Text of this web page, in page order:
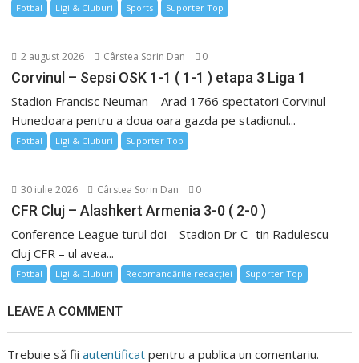
Fotbal Ligi & Cluburi Sports Suporter Top
2 august 2026 Cârstea Sorin Dan 0
Corvinul – Sepsi OSK 1-1 ( 1-1 ) etapa 3 Liga 1
Stadion Francisc Neuman – Arad 1766 spectatori Corvinul
Hunedoara pentru a doua oara gazda pe stadionul...
Fotbal Ligi & Cluburi Suporter Top
30 iulie 2026 Cârstea Sorin Dan 0
CFR Cluj – Alashkert Armenia 3-0 ( 2-0 )
Conference League turul doi – Stadion Dr C- tin Radulescu –
Cluj CFR – ul avea...
Fotbal Ligi & Cluburi Recomandările redacției Suporter Top
LEAVE A COMMENT
Trebuie să fiiautentificat pentru a publica un comentariu.